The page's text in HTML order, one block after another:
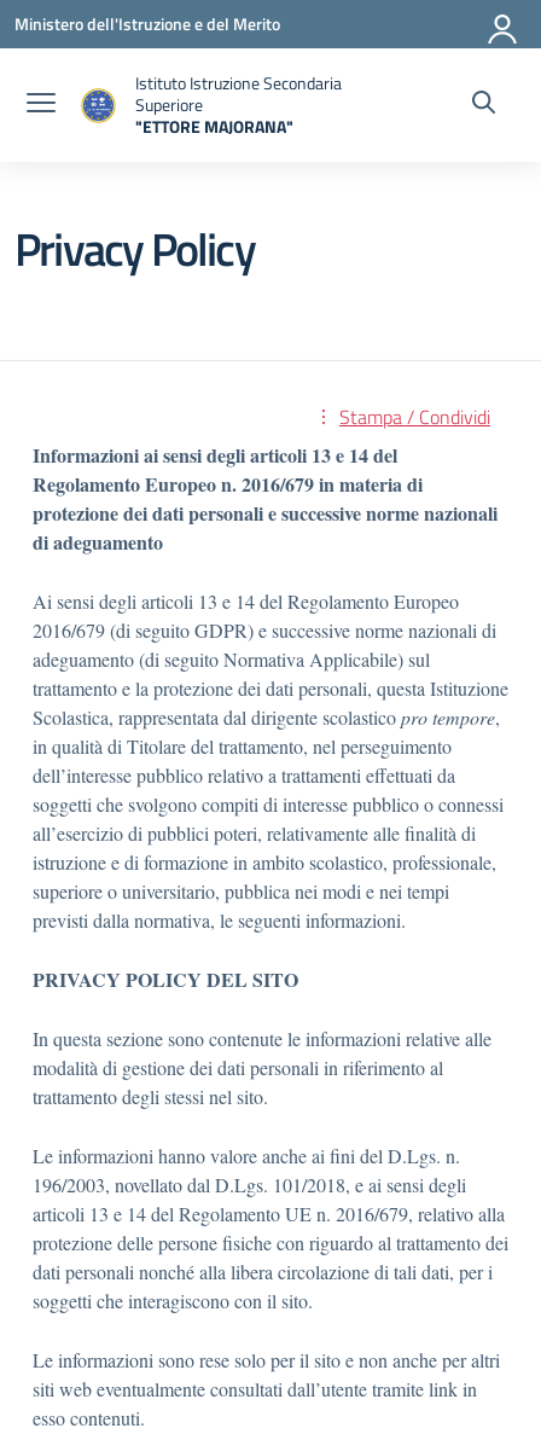
Vai ai contenuti
Vai al menu di navigazione
Vai al footer
Ministero dell'Istruzione e del Merito
Istituto Istruzione Secondaria
Superiore
"ETTORE MAJORANA"
Privacy Policy
Stampa / Condividi
Informazioni ai sensi degli articoli 13 e 14 del
Regolamento Europeo n. 2016/679 in materia di
protezione dei dati personali e successive norme nazionali
di adeguamento
Ai sensi degli articoli 13 e 14 del Regolamento Europeo
2016/679 (di seguito GDPR) e successive norme nazionali di
adeguamento (di seguito Normativa Applicabile) sul
trattamento e la protezione dei dati personali, questa Istituzione
Scolastica, rappresentata dal dirigente scolasticopro tempore,
in qualità di Titolare del trattamento, nel perseguimento
dell’interesse pubblico relativo a trattamenti effettuati da
soggetti che svolgono compiti di interesse pubblico o connessi
all’esercizio di pubblici poteri, relativamente alle finalità di
istruzione e di formazione in ambito scolastico, professionale,
superiore o universitario, pubblica nei modi e nei tempi
previsti dalla normativa, le seguenti informazioni.
PRIVACY POLICY DEL SITO
In questa sezione sono contenute le informazioni relative alle
modalità di gestione dei dati personali in riferimento al
trattamento degli stessi nel sito.
Le informazioni hanno valore anche ai fini del D.Lgs. n.
196/2003, novellato dal D.Lgs. 101/2018, e ai sensi degli
articoli 13 e 14 del Regolamento UE n. 2016/679, relativo alla
protezione delle persone fisiche con riguardo al trattamento dei
dati personali nonché alla libera circolazione di tali dati, per i
soggetti che interagiscono con il sito.
Le informazioni sono rese solo per il sito e non anche per altri
siti web eventualmente consultati dall’utente tramite link in
esso contenuti.